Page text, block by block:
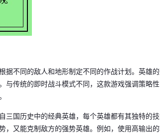
据不同的敌人和地形制定不同的作战计划。英雄
传统的即时战斗模式不同，这款游戏强调策略性
三国历史中的经典英雄，每个英雄都有其独特的
，又能克制敌方的强势英雄。例如，使用高输出